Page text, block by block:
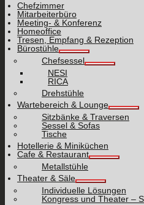
Chefzimmer
Mitarbeiterbüro
Meeting- & Konferenz
Homeoffice
Tresen, Empfang & Rezeption
Bürostühle
Chefsessel
NESI
RICA
Drehstühle
Wartebereich & Lounge
Sitzbänke & Traversen
Sessel & Sofas
Tische
Hotellerie & Miniküchen
Cafe & Restaurant
Metallstühle
Theater & Säle
Individuelle Lösungen
Kongress und Theater –